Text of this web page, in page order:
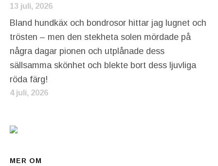
13 juli, 2026
Bland hundkäx och bondrosor hittar jag lugnet och
trösten – men den stekheta solen mördade på
några dagar pionen och utplånade dess
sällsamma skönhet och blekte bort dess ljuvliga
röda färg!
4 juli, 2026
MER OM